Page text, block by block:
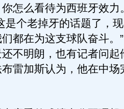
怎么看待为西班牙效力
是个老掉牙的话题了，
都在为这支球队奋斗。
不明朗，也有记者问起
雷加斯认为，他在中场